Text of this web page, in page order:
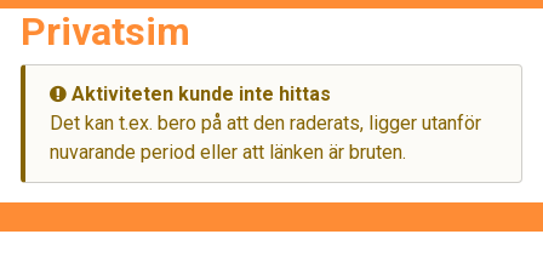
Privatsim
Aktiviteten kunde inte hittas
Det kan t.ex. bero på att den raderats, ligger utanför
nuvarande period eller att länken är bruten.